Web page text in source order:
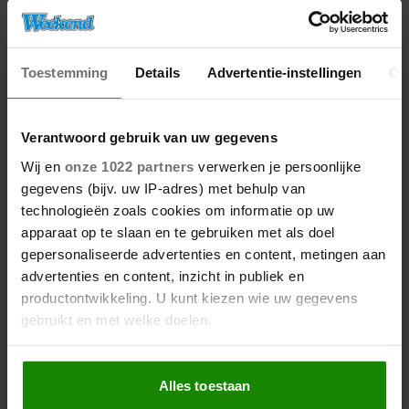
Toestemming Details Advertentie-instellingen
Verantwoord gebruik van uw gegevens
Wij en onze 1022 partners verwerken je persoonlijke
gegevens (bijv. uw IP-adres) met behulp van
technologieën zoals cookies om informatie op uw
apparaat op te slaan en te gebruiken met als doel
gepersonaliseerde advertenties en content, metingen aan
advertenties en content, inzicht in publiek en
productontwikkeling. U kunt kiezen wie uw gegevens
gebruikt en met welke doelen.
Als u het toestaat, willen we ook graag:
Informatie verzamelen over uw geografische
Alles toestaan
‘VOOR MEZELF’
09/01/2026
VAJÈN VAN DEN BOSCH OVER
VINDEN GROTE LIEFDE: MIJN
WERKAGENDA GAAT VOOR